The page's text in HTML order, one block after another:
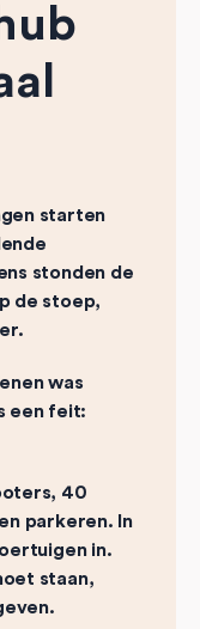
starten
stonden de
de stoep,
was
een feit:
40
parkeren. In
in.
staan,